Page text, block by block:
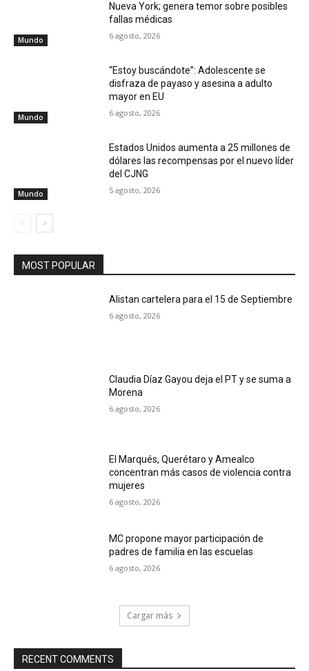
Mundo
Nueva York; genera temor sobre posibles
fallas médicas
6 agosto, 2026
Mundo
“Estoy buscándote”: Adolescente se
disfraza de payaso y asesina a adulto
mayor en EU
6 agosto, 2026
Mundo
Estados Unidos aumenta a 25 millones de
dólares las recompensas por el nuevo líder
del CJNG
5 agosto, 2026
MOST POPULAR
Alistan cartelera para el 15 de Septiembre
6 agosto, 2026
Claudia Díaz Gayou deja el PT y se suma a
Morena
6 agosto, 2026
El Marqués, Querétaro y Amealco
concentran más casos de violencia contra
mujeres
6 agosto, 2026
MC propone mayor participación de
padres de familia en las escuelas
6 agosto, 2026
Cargar más
RECENT COMMENTS